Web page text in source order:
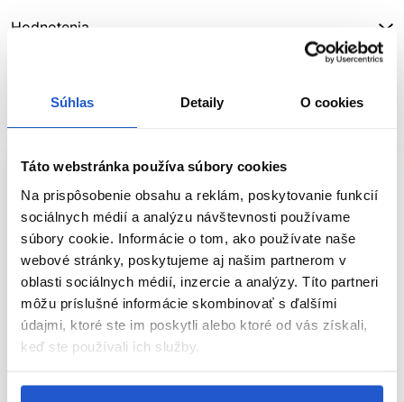
Súhlas Detaily O cookies
Táto webstránka používa súbory cookies
Na prispôsobenie obsahu a reklám, poskytovanie funkcií
sociálnych médií a analýzu návštevnosti používame
súbory cookie. Informácie o tom, ako používate naše
webové stránky, poskytujeme aj našim partnerom v
oblasti sociálnych médií, inzercie a analýzy. Títo partneri
môžu príslušné informácie skombinovať s ďalšími
údajmi, ktoré ste im poskytli alebo ktoré od vás získali,
keď ste používali ich služby.
Hodnotenia
SÚVISIACE PRODUKTY